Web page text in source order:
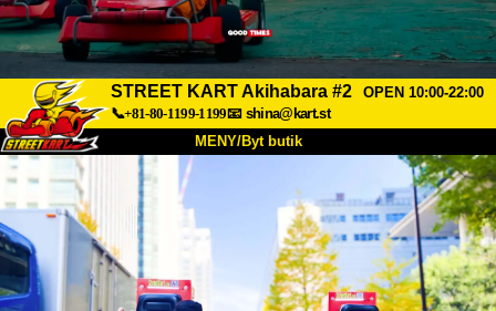
STREET KART Akihabara #2
OPEN 10:00-22:00
📞+81-80-1199-1199📧 shina@kart.st
MENY/Byt butik
Om oss Specifikationer Pris
Hitta hit FAQ
Företag Boka